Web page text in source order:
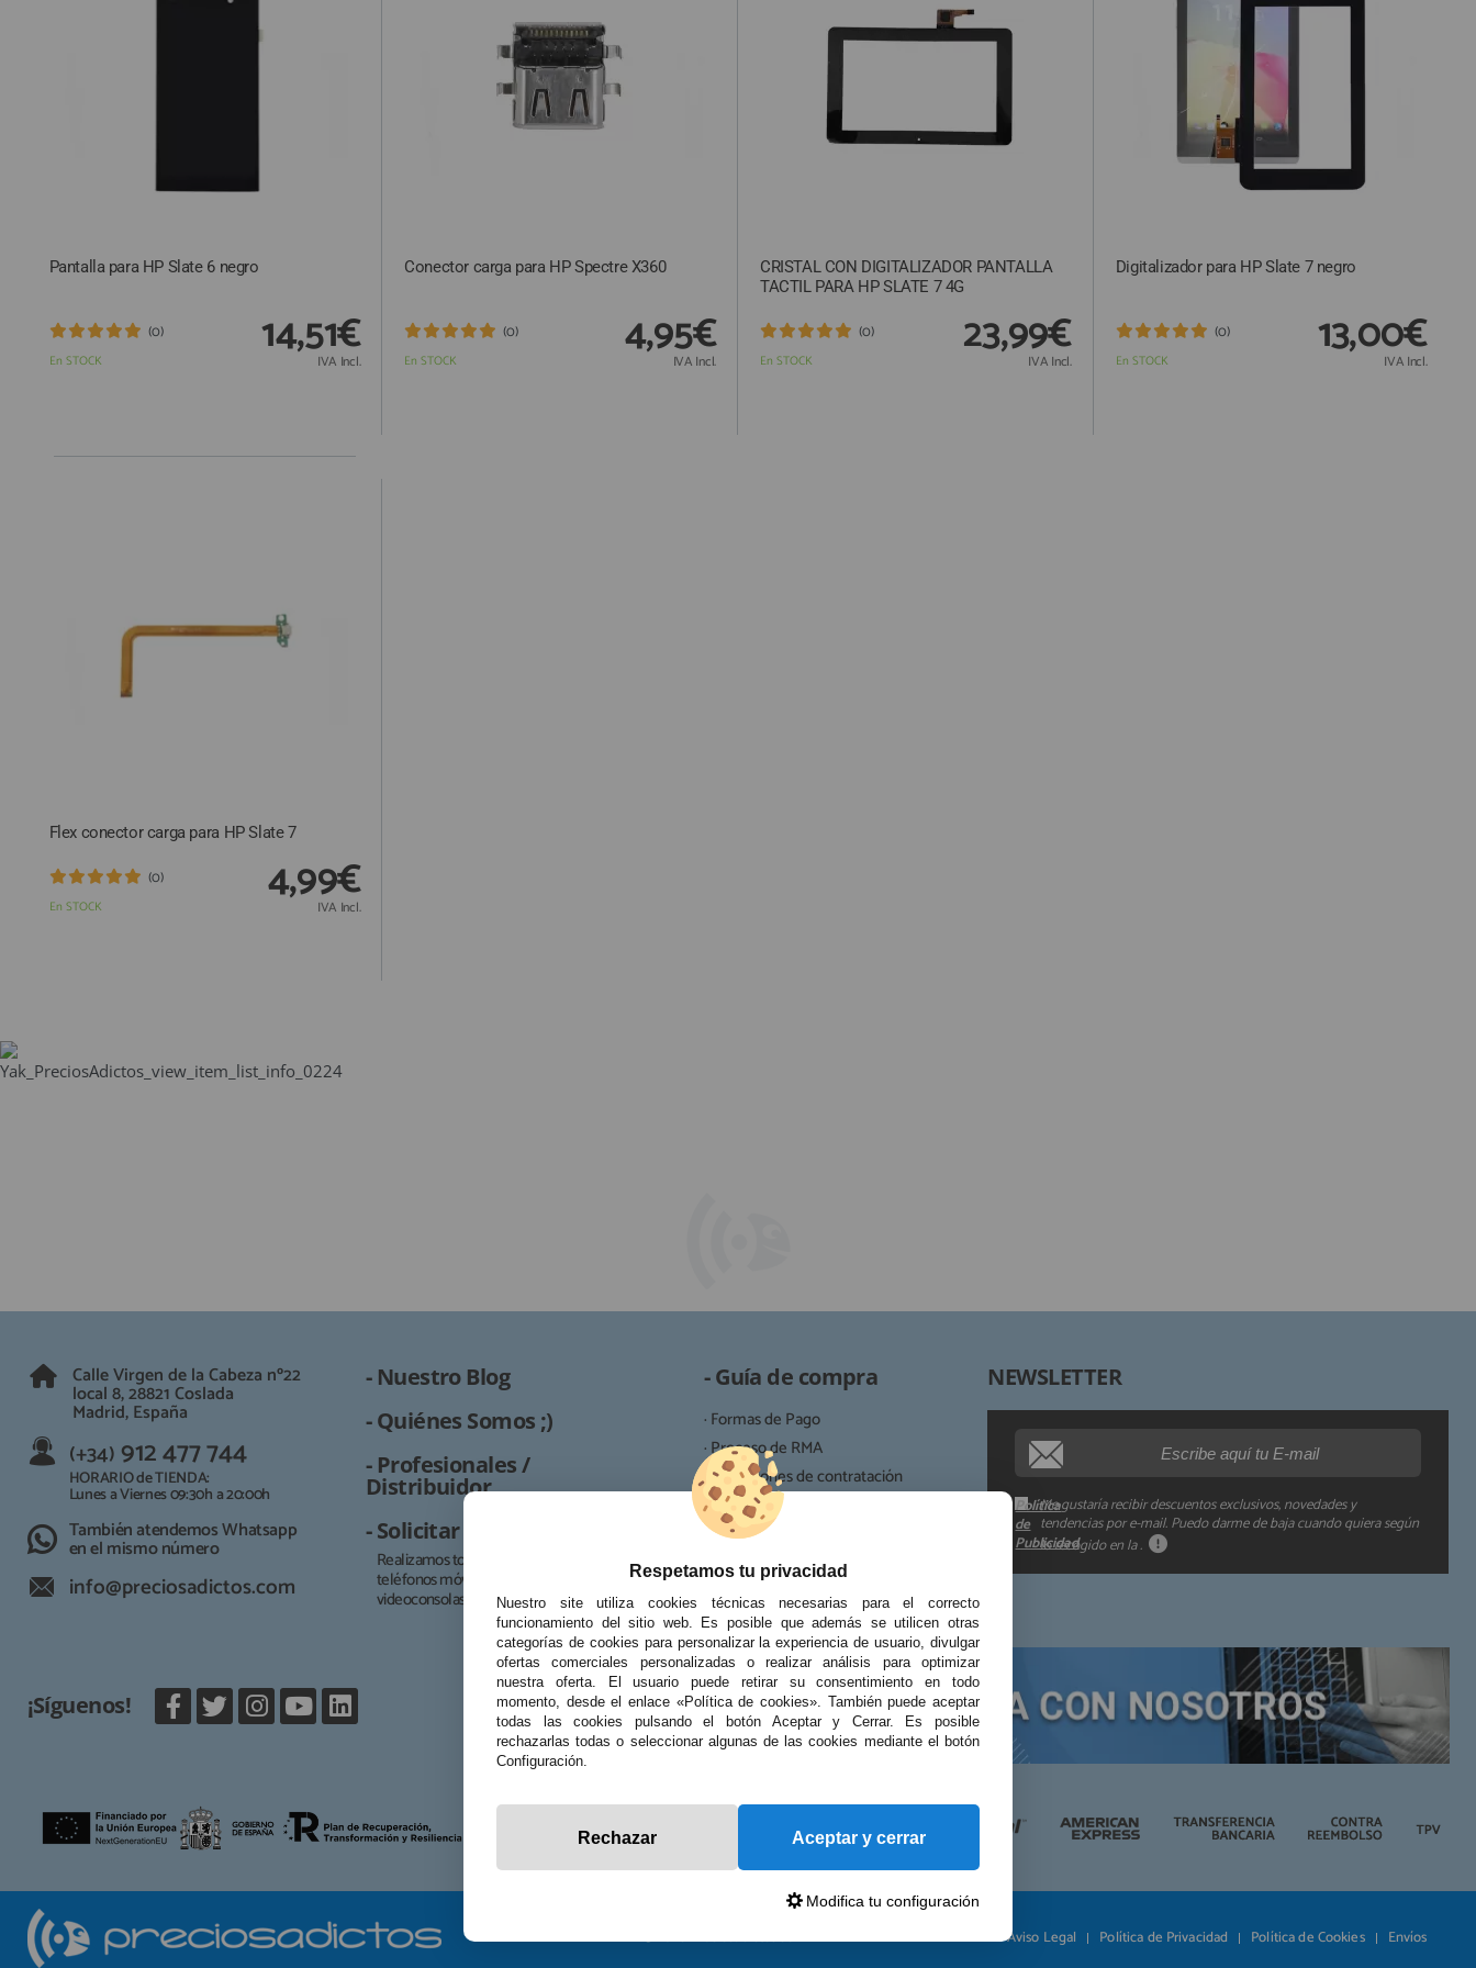
SOLICITAR REPARACIÓN
TOP VENTAS REPUESTOS
(+34)912 477 744
Pantalla para HP Slate 6 negro
En STOCK
(0) 14,51€
IVA Incl.
Conector carga para HP Spectre X360
En STOCK
(0) 4,95€
IVA Incl.
CRISTAL CON DIGITALIZADOR PANTALLA
TACTIL PARA HP SLATE 7 4G
En STOCK
(0) 23,99€
IVA Incl.
Digitalizador para HP Slate 7 negro
En STOCK
(0) 13,00€
IVA Incl.
Flex conector carga para HP Slate 7
En STOCK
(0) 4,99€
IVA Incl.
Calle Virgen de la Cabeza nº22
local 8, 28821 Coslada
Madrid, España
(+34) 912 477 744
HORARIO de TIENDA:
Lunes a Viernes 09:30h a 20:00h
También atendemos Whatsapp
en el mismo número
info@preciosadictos.com
- Nuestro Blog
- Quiénes Somos ;)
- Profesionales /
Distribuidor
- Solicitar Reparación
Realizamos todo tipo de reparaciones de
teléfonos móviles, tablets, portátiles y
videoconsolas.
- Guía de compra
· Formas de Pago
· Proceso de RMA
· Condiciones de contratación
· Política de devoluciones
· Resolución de Litigios en Línea
NEWSLETTER
Me gustaría recibir descuentos exclusivos, novedades y
tendencias por e-mail. Puedo darme de baja cuando quiera según
lo recogido en la
Política
de
Publicidad
.
Derechos:
Información adicional:
¡Síguenos!
© 2026 Preciosadictos.com Aviso Legal Política de Privacidad Política de Cookies Envíos
Respetamos tu privacidad
Nuestro site utiliza cookies técnicas necesarias para el correcto
funcionamiento del sitio web. Es posible que además se utilicen otras
categorías de cookies para personalizar la experiencia de usuario, divulgar
ofertas comerciales personalizadas o realizar análisis para optimizar
nuestra oferta. El usuario puede retirar su consentimiento en todo
momento, desde el enlace «Política de cookies». También puede aceptar
todas las cookies pulsando el botón Aceptar y Cerrar. Es posible
rechazarlas todas o seleccionar algunas de las cookies mediante el botón
Configuración.
Rechazar Aceptar y cerrar
Modifica tu configuración